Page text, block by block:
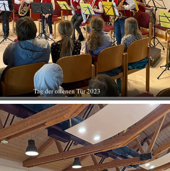
Tag der offenen Tür 2023